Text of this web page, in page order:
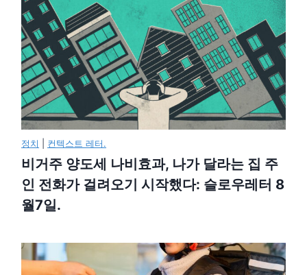
정치 컨텍스트 레터.
비거주 양도세 나비효과, 나가 달라는 집 주
인 전화가 걸려오기 시작했다: 슬로우레터 8
월7일.